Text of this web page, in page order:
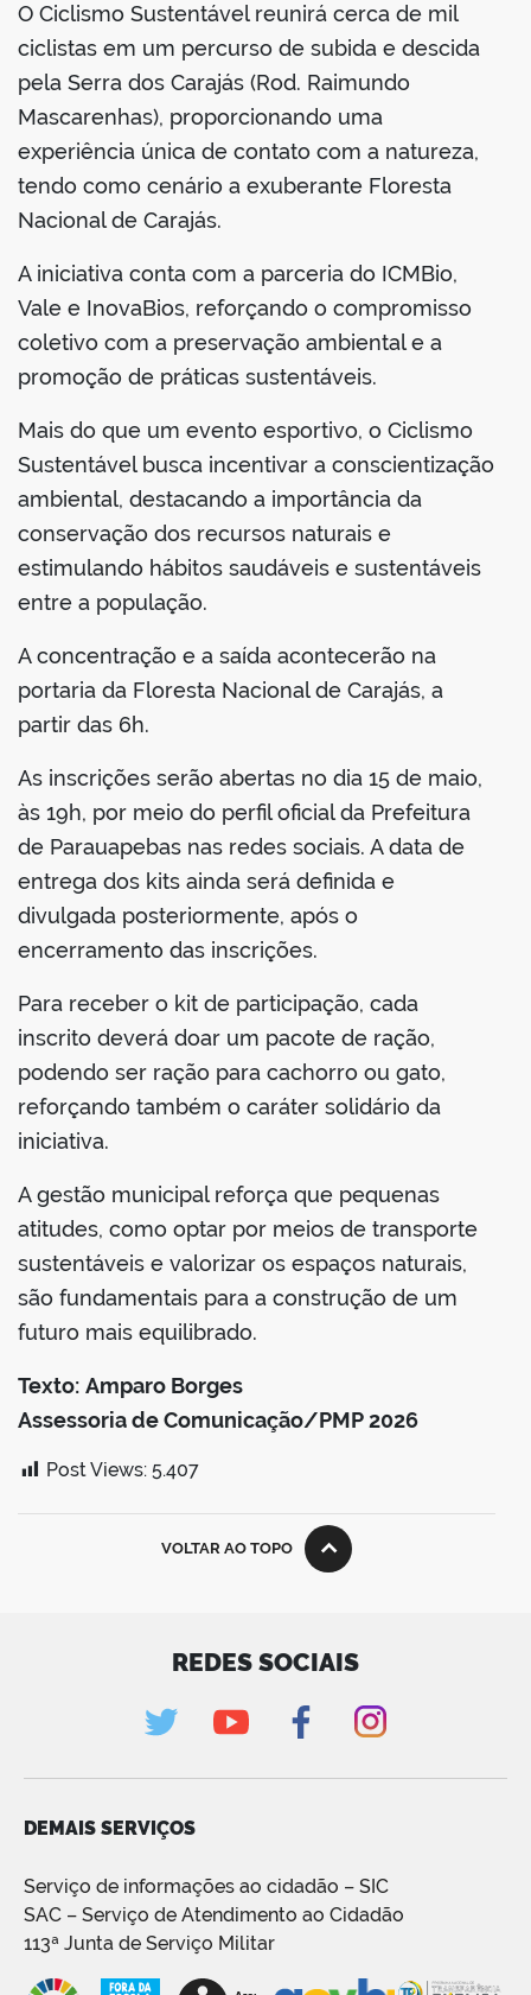
O Ciclismo Sustentável reunirá cerca de mil
ciclistas em um percurso de subida e descida
pela Serra dos Carajás (Rod. Raimundo
Mascarenhas), proporcionando uma
experiência única de contato com a natureza,
tendo como cenário a exuberante Floresta
Nacional de Carajás.
A iniciativa conta com a parceria do ICMBio,
Vale e InovaBios, reforçando o compromisso
coletivo com a preservação ambiental e a
promoção de práticas sustentáveis.
Mais do que um evento esportivo, o Ciclismo
Sustentável busca incentivar a conscientização
ambiental, destacando a importância da
conservação dos recursos naturais e
estimulando hábitos saudáveis e sustentáveis
entre a população.
A concentração e a saída acontecerão na
portaria da Floresta Nacional de Carajás, a
partir das 6h.
As inscrições serão abertas no dia 15 de maio,
às 19h, por meio do perfil oficial da Prefeitura
de Parauapebas nas redes sociais. A data de
entrega dos kits ainda será definida e
divulgada posteriormente, após o
encerramento das inscrições.
Para receber o kit de participação, cada
inscrito deverá doar um pacote de ração,
podendo ser ração para cachorro ou gato,
reforçando também o caráter solidário da
iniciativa.
A gestão municipal reforça que pequenas
atitudes, como optar por meios de transporte
sustentáveis e valorizar os espaços naturais,
são fundamentais para a construção de um
futuro mais equilibrado.
Texto: Amparo Borges
Assessoria de Comunicação/PMP 2026
Post Views: 5.407
VOLTAR AO TOPO
REDES SOCIAIS
DEMAIS SERVIÇOS
Serviço de informações ao cidadão – SIC
SAC – Serviço de Atendimento ao Cidadão
113ª Junta de Serviço Militar